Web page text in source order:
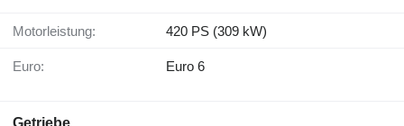
Motorleistung: 420 PS (309 kW)
Euro: Euro 6